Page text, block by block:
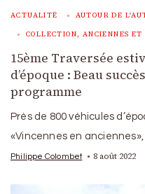
ACTUALITÉ AUTOUR DE
COLLECTION, ANCIENNES ET
15ème Traversée
d’époque : Beau
programme
Près de 800 véhicules
«Vincennes en
Philippe Colombet 8 août 2022